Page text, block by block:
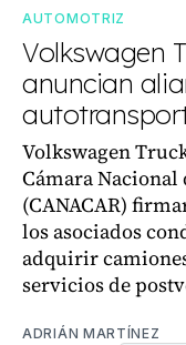
AUTOMOTRIZ
Volkswagen
anuncian
Volkswagen
Cámara
(CANACAR)
los asociados
adquirir
servicios de
ADRIÁN MARTÍNEZ